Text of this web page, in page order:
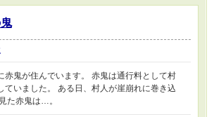
赤鬼が住んでいます。 赤鬼は通行料として村
ていました。 ある日、村人が崖崩れに巻き込
た赤鬼は…。